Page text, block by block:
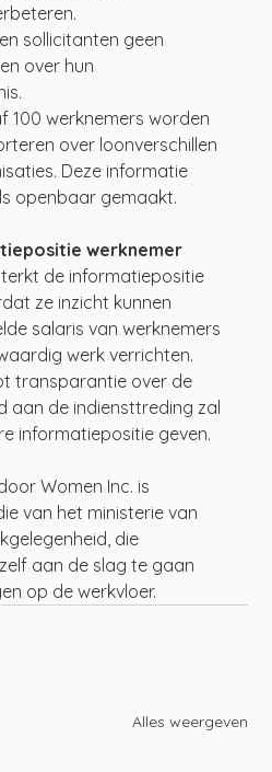
sollicitanten geen
over hun
100 werknemers worden
over loonverschillen
Deze informatie
openbaar gemaakt.
werknemer
de informatiepositie
ze inzicht kunnen
salaris van werknemers
werk verrichten.
transparantie over de
aan de indiensttreding zal
informatiepositie geven.
Women Inc. is
van het ministerie van
die
aan de slag te gaan
op de werkvloer.
Alles weergeven